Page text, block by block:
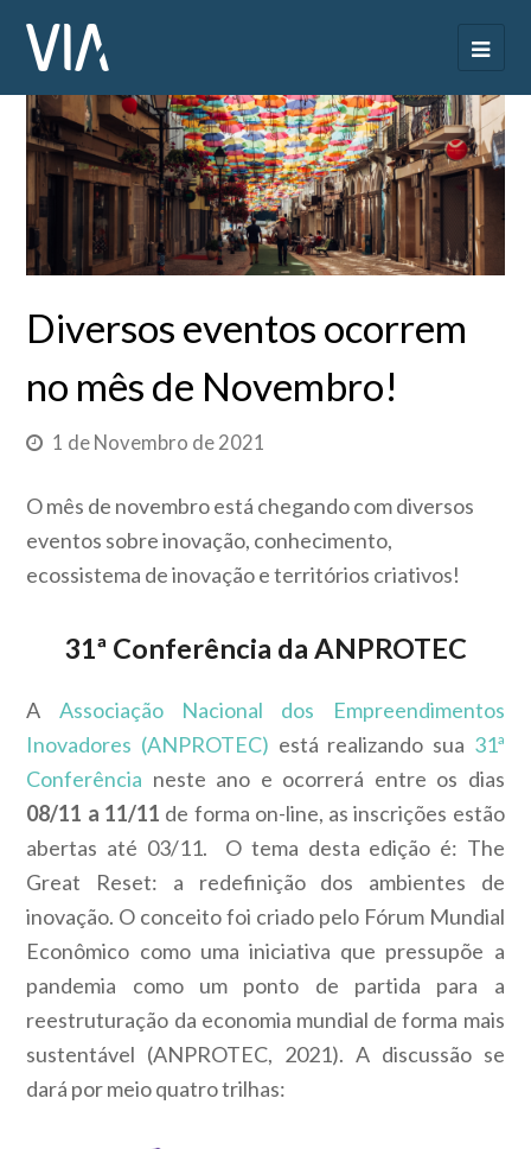
Diversos eventos ocorrem
no mês de Novembro!
1 de Novembro de 2021
O mês de novembro está chegando com diversos
eventos sobre inovação, conhecimento,
ecossistema de inovação e territórios criativos!
31ª Conferência da ANPROTEC
A Associação Nacional dos Empreendimentos
Inovadores (ANPROTEC) está realizando sua 31ª
Conferência neste ano e ocorrerá entre os dias
08/11 a 11/11 de forma on-line, as inscrições estão
abertas até 03/11. O tema desta edição é: The
Great Reset: a redefinição dos ambientes de
inovação. O conceito foi criado pelo Fórum Mundial
Econômico como uma iniciativa que pressupõe a
pandemia como um ponto de partida para a
reestruturação da economia mundial de forma mais
sustentável (ANPROTEC, 2021). A discussão se
dará por meio quatro trilhas: